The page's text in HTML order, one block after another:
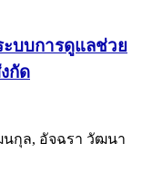
บบการดูแลช่วย
กัด
กุล, อัจฉรา วัฒนา